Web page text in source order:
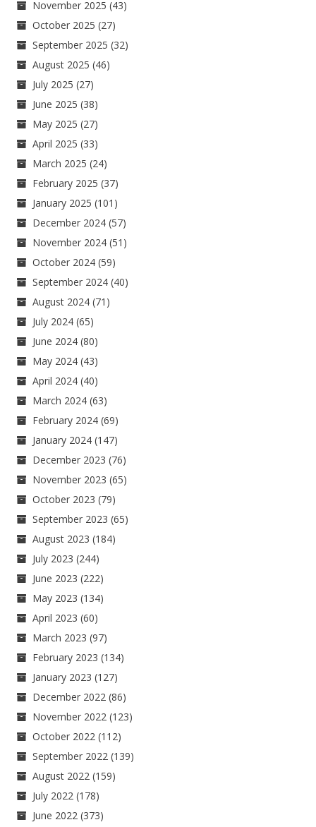
November 2025 (43)
October 2025 (27)
September 2025 (32)
August 2025 (46)
July 2025 (27)
June 2025 (38)
May 2025 (27)
April 2025 (33)
March 2025 (24)
February 2025 (37)
January 2025 (101)
December 2024 (57)
November 2024 (51)
October 2024 (59)
September 2024 (40)
August 2024 (71)
July 2024 (65)
June 2024 (80)
May 2024 (43)
April 2024 (40)
March 2024 (63)
February 2024 (69)
January 2024 (147)
December 2023 (76)
November 2023 (65)
October 2023 (79)
September 2023 (65)
August 2023 (184)
July 2023 (244)
June 2023 (222)
May 2023 (134)
April 2023 (60)
March 2023 (97)
February 2023 (134)
January 2023 (127)
December 2022 (86)
November 2022 (123)
October 2022 (112)
September 2022 (139)
August 2022 (159)
July 2022 (178)
June 2022 (373)